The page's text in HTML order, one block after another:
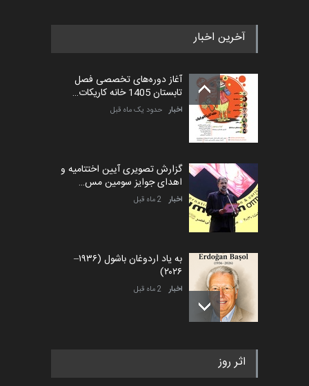
آخرین اخبار
آغاز دوره‌های تخصصی فصل
تابستان 1405 خانه کاریکات…
اخبار حدود یک ماه قبل
گزارش تصویری آیین اختتامیه و
اهدای جوایز سومین مس…
اخبار 2 ماه قبل
به یاد اردوغان باشول (۱۹۳۶–
۲۰۲۶)
اخبار 2 ماه قبل
رویداد کارگاهی کارتون و پوستر
اخبار 6 ماه قبل
اثر روز